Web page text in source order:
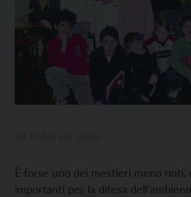
È forse uno dei mestieri meno noti,
importanti per la difesa